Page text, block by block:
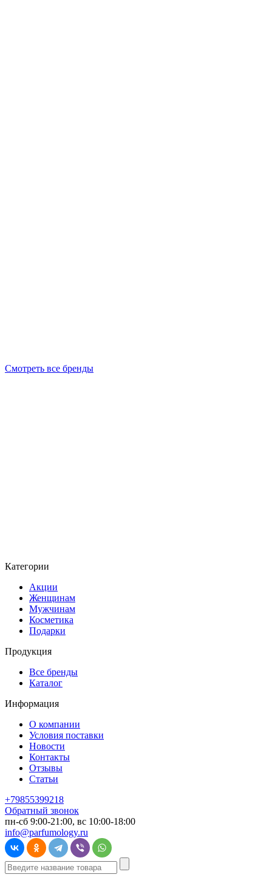
Смотреть все бренды
Категории
Акции
Женщинам
Мужчинам
Косметика
Подарки
Продукция
Все бренды
Каталог
Информация
О компании
Условия поставки
Новости
Контакты
Отзывы
Статьи
+79855399218
Обратный звонок
пн-сб 9:00-21:00, вс 10:00-18:00
info@parfumology.ru